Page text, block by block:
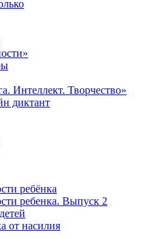
Интеллект. Творчество»
диктант
ребёнка
ребенка. Выпуск 2
от насилия